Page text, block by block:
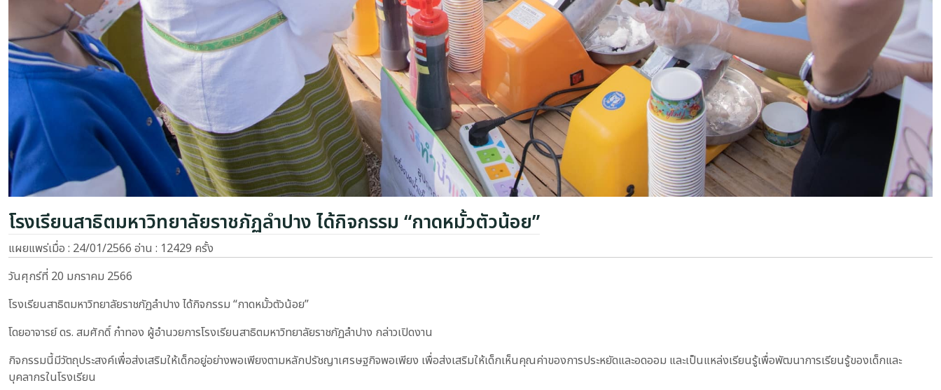
โรงเรียนสาธิตมหาวิทยาลัยราชภัฏลำปาง ได้กิจกรรม “กาดหมั้วตัวน้อย”
แผยแพร่เมื่อ : 24/01/2566 อ่าน : 12429 ครั้ง
วันศุกร์ที่ 20 มกราคม 2566
โรงเรียนสาธิตมหาวิทยาลัยราชภัฏลำปาง ได้กิจกรรม “กาดหมั้วตัวน้อย”
โดยอาจารย์ ดร. สมศักดิ์ ก๋าทอง ผู้อำนวยการโรงเรียนสาธิตมหาวิทยาลัยราชภัฏลำปาง กล่าวเปิดงาน
กิจกรรมนี้มีวัตถุประสงค์เพื่อส่งเสริมให้เด็กอยู่อย่างพอเพียงตามหลักปรัชญาเศรษฐกิจพอเพียง เพื่อส่งเสริมให้เด็กเห็นคุณค่าของการประหยัดและอดออม และเป็นแหล่งเรียนรู้เพื่อพัฒนาการเรียนรู้ของเด็กและ
บุคลากรในโรงเรียน